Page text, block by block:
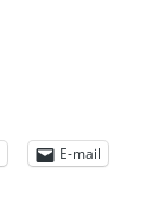
E-mail